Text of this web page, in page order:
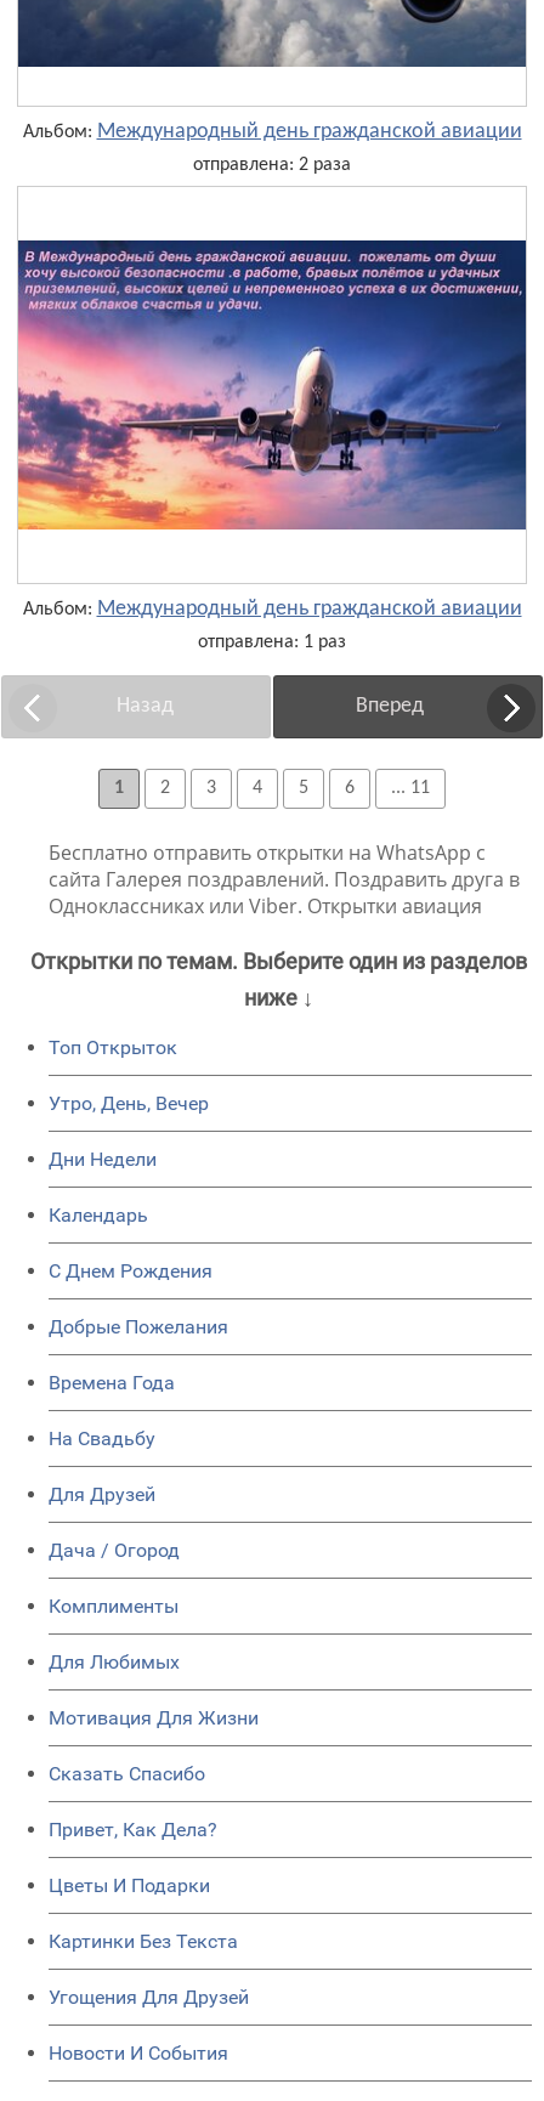
Альбом: Международный день гражданской авиации
отправлена: 2 раза
Альбом: Международный день гражданской авиации
отправлена: 1 раз
Назад Вперед
1 2 3 4 5 6 ... 11
Бесплатно отправить открытки на WhatsApp с
сайта Галерея поздравлений. Поздравить друга в
Одноклассниках или Viber. Открытки авиация
Открытки по темам. Выберите один из разделов
ниже ↓
Топ Открыток
Утро, День, Вечер
Дни Недели
Календарь
C Днем Рождения
Добрые Пожелания
Времена Года
На Свадьбу
Для Друзей
Дача / Огород
Комплименты
Для Любимых
Мотивация Для Жизни
Сказать Спасибо
Привет, Как Дела?
Цветы И Подарки
Картинки Без Текста
Угощения Для Друзей
Новости И События